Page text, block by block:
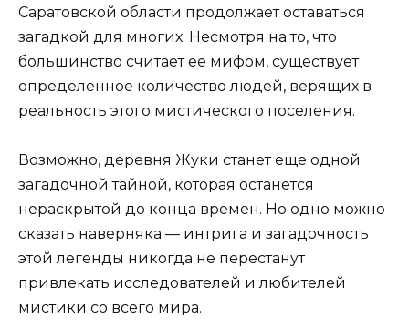
Саратовской области продолжает оставаться
загадкой для многих. Несмотря на то, что
большинство считает ее мифом, существует
определенное количество людей, верящих в
реальность этого мистического поселения.
Возможно, деревня Жуки станет еще одной
загадочной тайной, которая останется
нераскрытой до конца времен. Но одно можно
сказать наверняка — интрига и загадочность
этой легенды никогда не перестанут
привлекать исследователей и любителей
мистики со всего мира.